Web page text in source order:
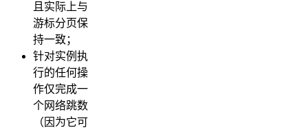
且实际上与
游标分页保
持一致；
针对实例执
行的任何操
作仅完成一
个网络跳数
（因为它可